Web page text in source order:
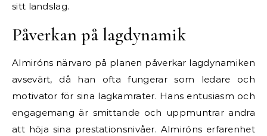
sitt landslag.
Påverkan på lagdynamik
Almiróns närvaro på planen påverkar lagdynamiken
avsevärt, då han ofta fungerar som ledare och
motivator för sina lagkamrater. Hans entusiasm och
engagemang är smittande och uppmuntrar andra
att höja sina prestationsnivåer. Almiróns erfarenhet